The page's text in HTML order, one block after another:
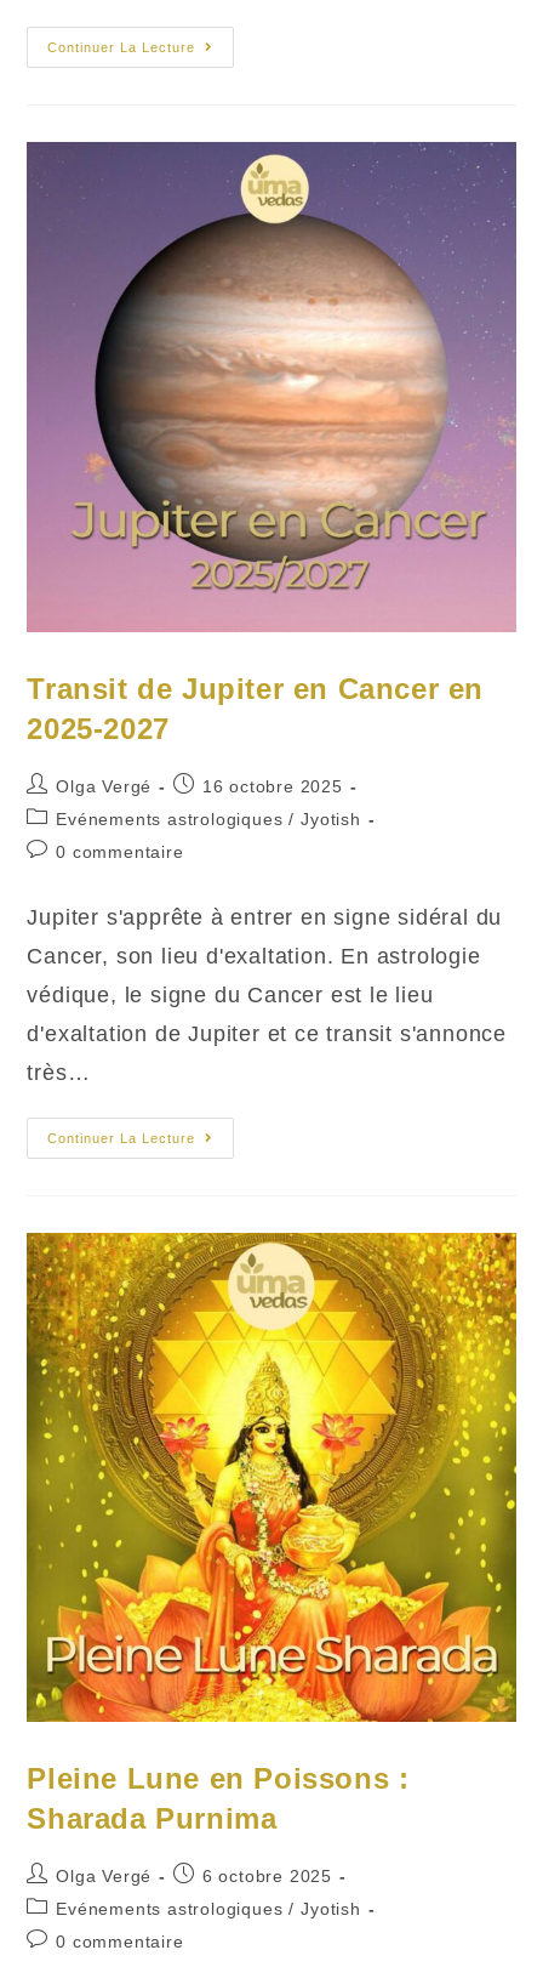
Continuer La Lecture
Vénus
En
Transit de Jupiter en Cancer en
2025-2027
Auteur/autrice
de
publication :
Olga Vergé
Publication
publiée :
16 octobre 2025
Post
category:
Evénements astrologiques / Jyotish
Commentaires
publication :
0 commentaire
Jupiter s'apprête à entrer en signe sidéral du
Cancer, son lieu d'exaltation. En astrologie
védique, le signe du Cancer est le lieu
d'exaltation de Jupiter et ce transit s'annonce
très…
Continuer La Lecture
Transit
De
2025-
2027
Pleine Lune en Poissons :
Sharada Purnima
Auteur/autrice
de
publication :
Olga Vergé
Publication
publiée :
6 octobre 2025
Post
category:
Evénements astrologiques / Jyotish
Commentaires
0 commentaire